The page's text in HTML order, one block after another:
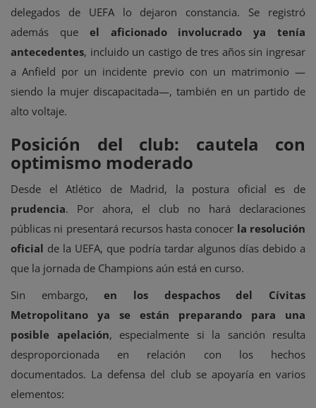
delegados de UEFA lo dejaron constancia. Se registró
además que el aficionado involucrado ya tenía
antecedentes, incluido un castigo de tres años sin ingresar
a Anfield por un incidente previo con un matrimonio —
siendo la mujer discapacitada—, también en un partido de
alto voltaje.
Posición del club: cautela con
optimismo moderado
Desde el Atlético de Madrid, la postura oficial es de
prudencia. Por ahora, el club no hará declaraciones
públicas ni presentará recursos hasta conocer la resolución
oficial de la UEFA, que podría tardar algunos días debido a
que la jornada de Champions aún está en curso.
Sin embargo,en los despachos del Cívitas
Metropolitano ya se están preparando para una
posible apelación, especialmente si la sanción resulta
desproporcionada en relación con los hechos
documentados. La defensa del club se apoyaría en varios
elementos: